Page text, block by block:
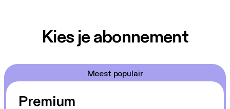
Kies je abonnement
Meest populair
Premium